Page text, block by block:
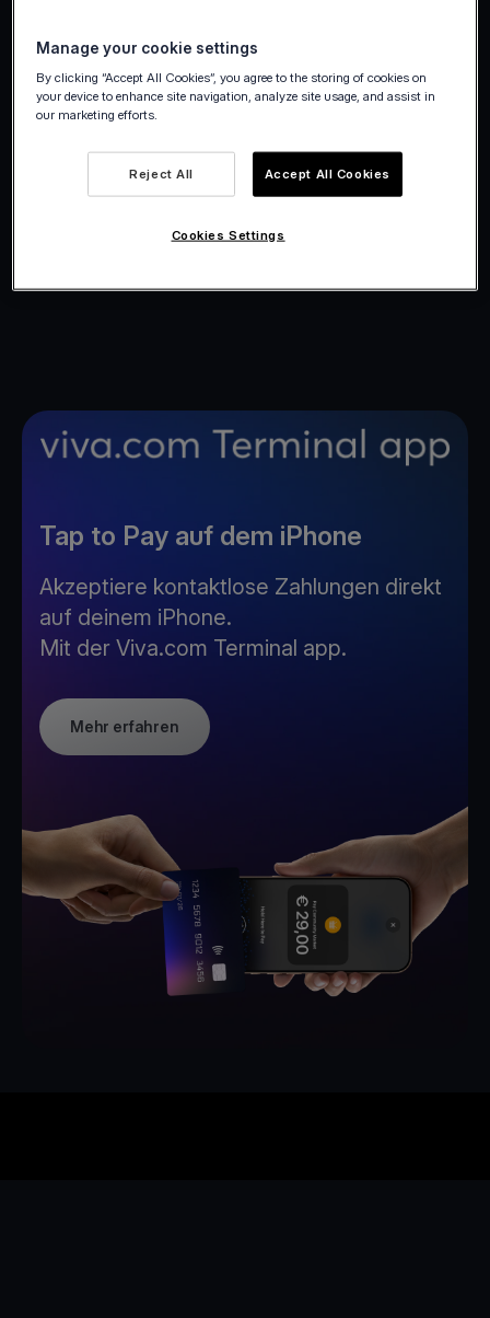
Akzeptieren Sie Zahlungen direkt vor Ort
oder aus der Ferne mit speziell für
Freelancer entwickelten Tools. Vom Büro bis
zum Standort Ihres Kunden – erhalten Sie
sofort und sicher Ihr Geld, ganz ohne
Tap to Pay auf dem iPhone
Akzeptiere kontaktlose Zahlungen direkt
auf deinem iPhone.
Mit der Viva.com Terminal app.
Mehr erfahren
Manage your cookie settings
By clicking “Accept All Cookies”, you agree to the storing of cookies on
your device to enhance site navigation, analyze site usage, and assist in
our marketing efforts.
Reject All Accept All Cookies
Cookies Settings